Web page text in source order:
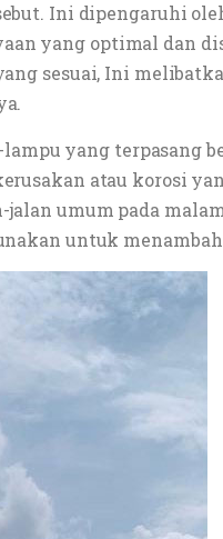
Ini dipengaruhi
yang optimal dan
sesuai, Ini
yang terpasang
atau korosi
umum pada
untuk